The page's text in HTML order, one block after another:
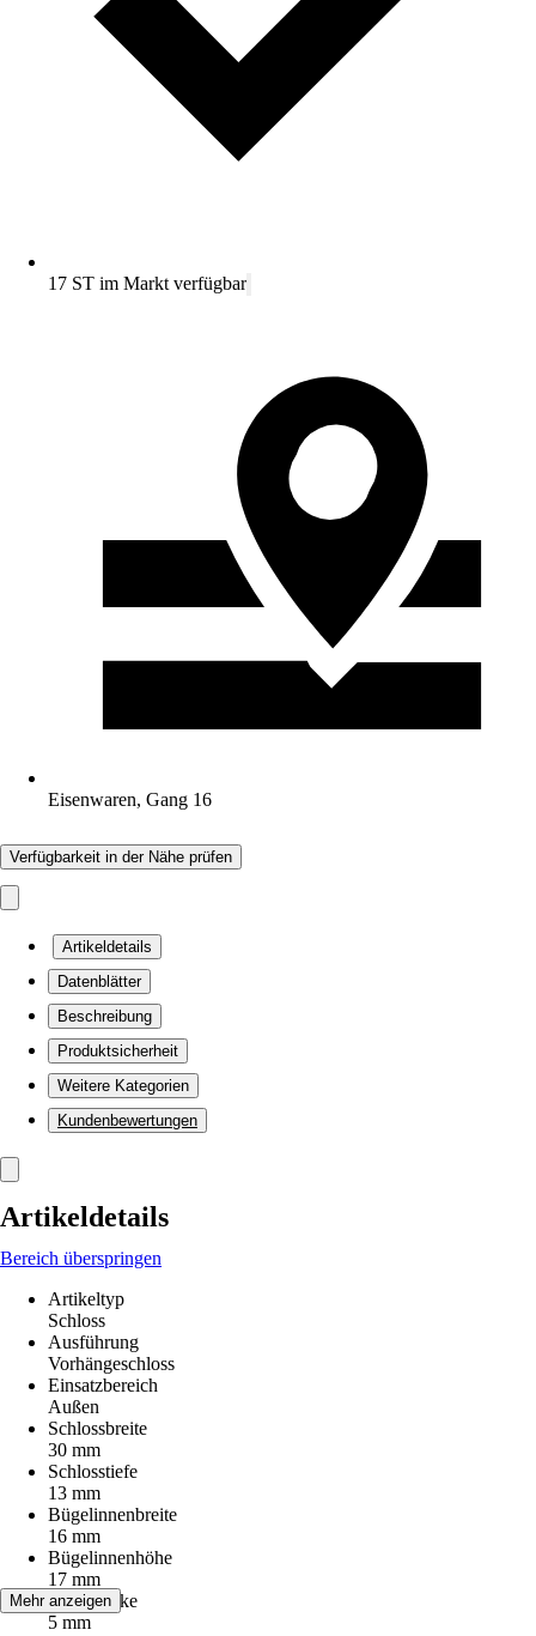
17 ST im Markt verfügbar
Eisenwaren, Gang 16
Verfügbarkeit in der Nähe prüfen
Artikeldetails
Datenblätter
Beschreibung
Produktsicherheit
Weitere Kategorien
Kundenbewertungen
Artikeldetails
Bereich überspringen
Artikeltyp
Schloss
Ausführung
Vorhängeschloss
Einsatzbereich
Außen
Schlossbreite
30 mm
Schlosstiefe
13 mm
Bügelinnenbreite
16 mm
Bügelinnenhöhe
17 mm
Bügelstärke
5 mm
Mehr anzeigen